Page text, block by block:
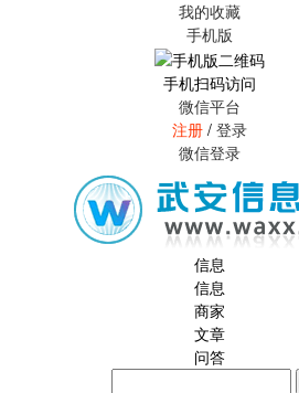
我的收藏
手机版
手机扫码访问
微信平台
注册 / 登录
微信登录
信息
信息
商家
文章
问答